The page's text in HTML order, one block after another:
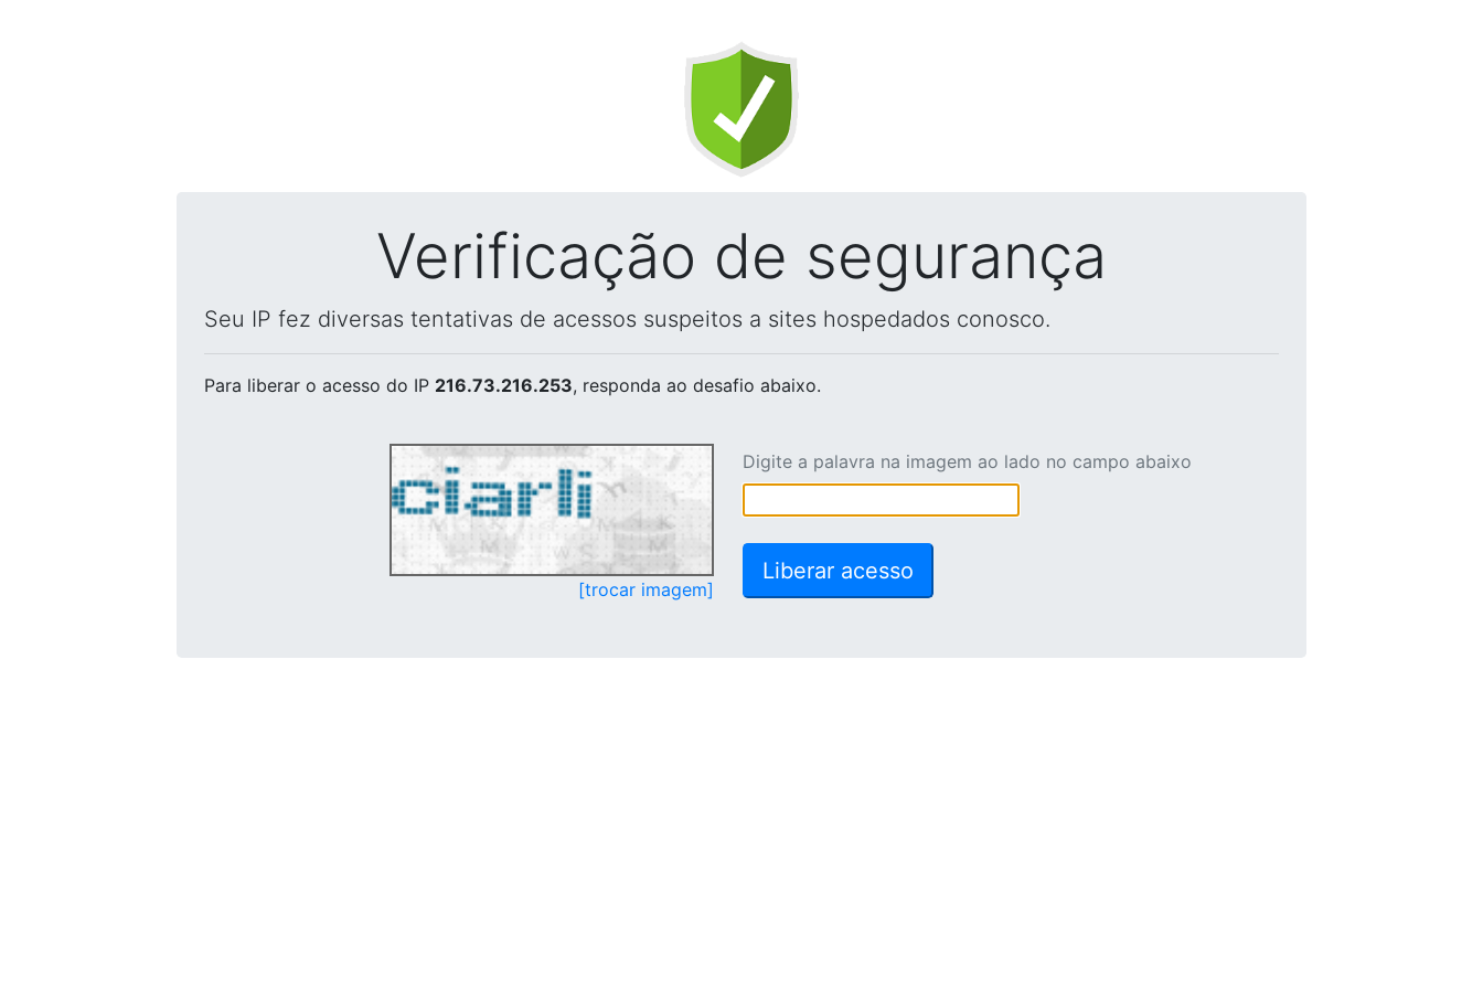
Verificação de segurança
Seu IP fez diversas tentativas de acessos suspeitos a sites hospedados conosco.
Para liberar o acesso do IP 216.73.216.253, responda ao desafio abaixo.
[trocar imagem]
Digite a palavra na imagem ao lado no campo abaixo